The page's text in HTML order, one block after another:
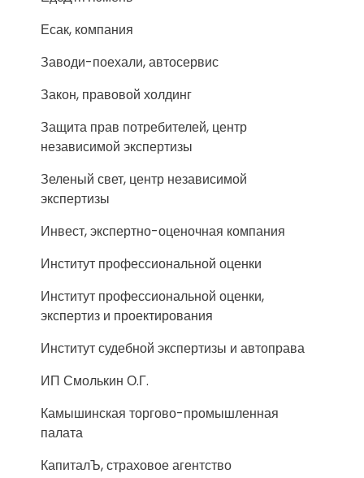
Есак, компания
Заводи-поехали, автосервис
Закон, правовой холдинг
Защита прав потребителей, центр
независимой экспертизы
Зеленый свет, центр независимой
экспертизы
Инвест, экспертно-оценочная компания
Институт профессиональной оценки
Институт профессиональной оценки,
экспертиз и проектирования
Институт судебной экспертизы и автоправа
ИП Смолькин О.Г.
Камышинская торгово-промышленная
палата
КапиталЪ, страховое агентство